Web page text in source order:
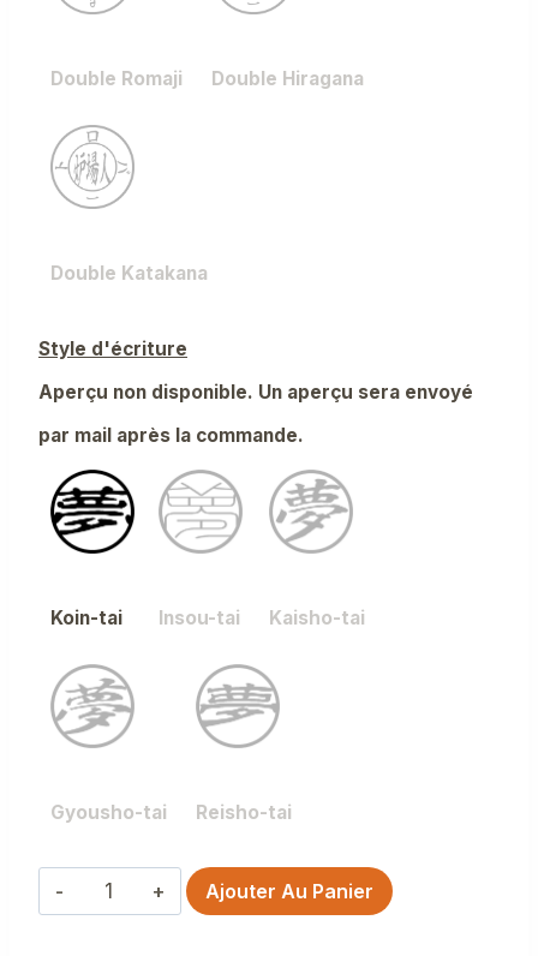
Double Romaji Double Hiragana
Double Katakana
Style d'écriture
Aperçu non disponible. Un aperçu sera envoyé
par mail après la commande.
Koin-tai Insou-tai Kaisho-tai
Gyousho-tai Reisho-tai
quantité
de
Ajouter Au Panier